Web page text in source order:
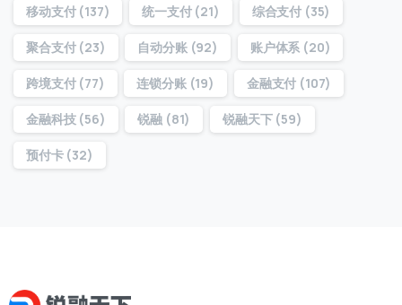
移动支付(137) 统一支付(21) 综合支付 (35)
聚合支付(23) 自动分账(92) 账户体系 (20)
跨境支付(77) 连锁分账(19) 金融支付 (107)
金融科技(56) 锐融 (81) 锐融天下(59)
预付卡(32)